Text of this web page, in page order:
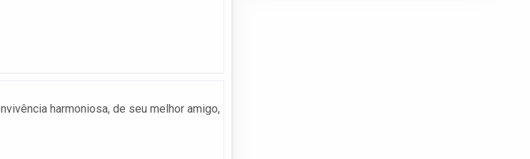
harmoniosa, de seu melhor amigo,